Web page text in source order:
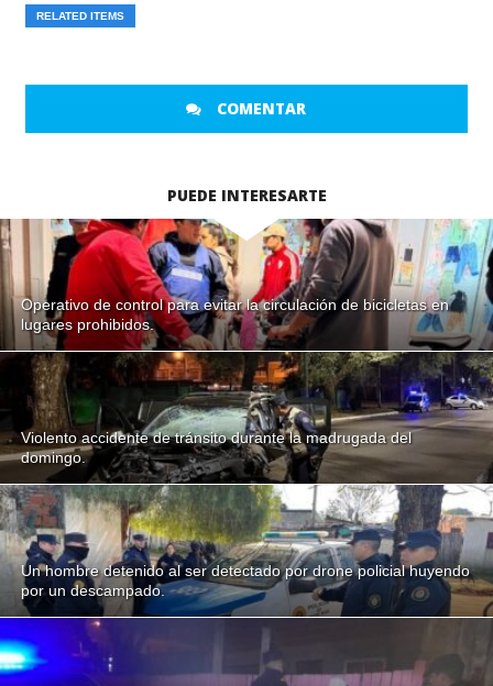
RELATED ITEMS
COMENTAR
PUEDE INTERESARTE
Operativo de control para evitar la circulación de bicicletas en
lugares prohibidos.
Violento accidente de tránsito durante la madrugada del
domingo.
Un hombre detenido al ser detectado por drone policial huyendo
por un descampado.